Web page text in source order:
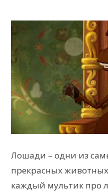
Лошади – одни из
прекрасных
каждый мультик про